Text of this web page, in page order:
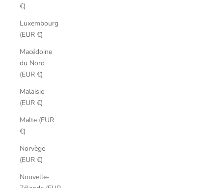
€)
Luxembourg
(EUR €)
Macédoine
du Nord
(EUR €)
Malaisie
(EUR €)
Malte (EUR
€)
Norvège
(EUR €)
Nouvelle-